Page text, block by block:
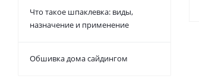
Что такое шпаклевка: виды,
назначение и применение
Обшивка дома сайдингом